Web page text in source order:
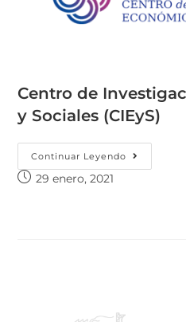
Centro de
y Sociales (CIEyS)
Continuar Leyendo
29 enero, 2021